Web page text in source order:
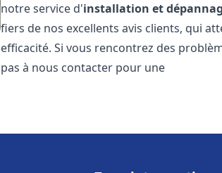
notre service d'installation et
fiers de nos excellents avis clients, qui
efficacité. Si vous rencontrez des
pas à nous contacter pour une